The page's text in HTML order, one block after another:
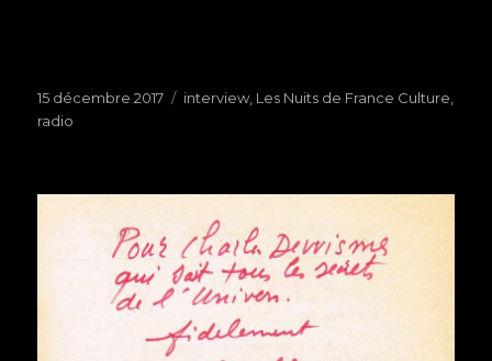
Publié
le
15 décembre 2017 Étiquettes
interview, Les Nuits de France Culture
radio